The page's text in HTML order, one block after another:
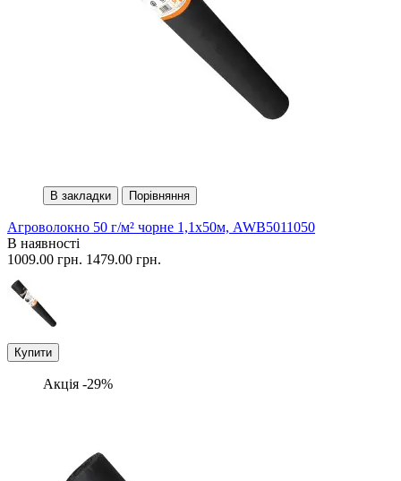
В закладки Порівняння
Агроволокно 50 г/м² чорне 1,1х50м, AWB5011050
В наявності
1009.00 грн. 1479.00 грн.
Купити
Акція -29%